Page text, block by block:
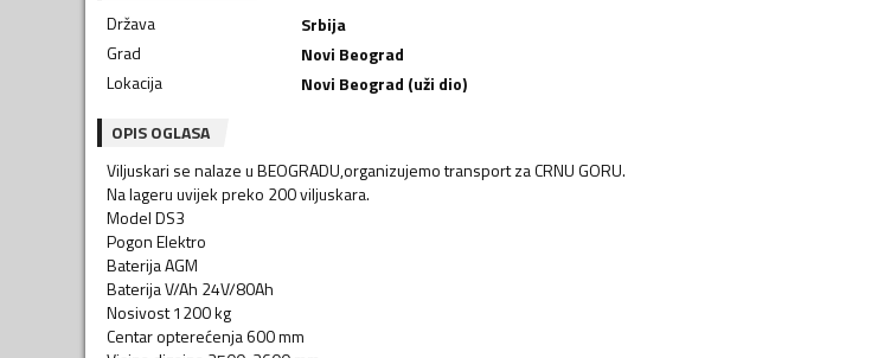
Država
Srbija
Grad
Novi Beograd
Lokacija
Novi Beograd (uži dio)
OPIS OGLASA
Viljuskari se nalaze u BEOGRADU,organizujemo transport za CRNU GORU.
Na lageru uvijek preko 200 viljuskara.
Model DS3
Pogon Elektro
Baterija AGM
Baterija V/Ah 24V/80Ah
Nosivost 1200 kg
Centar opterećenja 600 mm